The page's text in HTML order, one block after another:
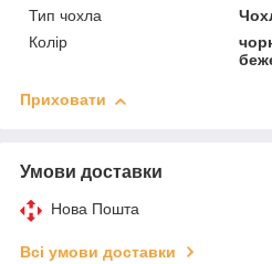
Тип чохла
Колір
Приховати
Умови доставки
Нова Пошта
Всі умови доставки